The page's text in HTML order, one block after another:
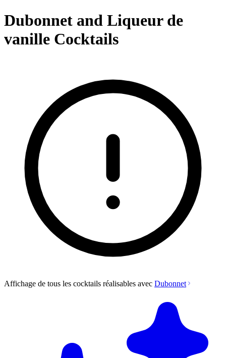
Dubonnet and Liqueur de
vanille Cocktails
Affichage de tous les cocktails réalisables avec Dubonnet